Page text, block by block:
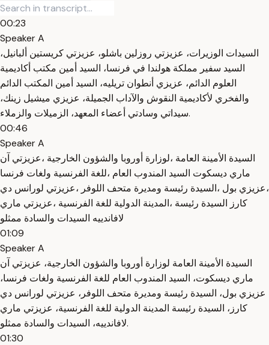
00:23
Speaker A
السيدات الوزيرات، عزيزتي روزلين باشلو، عزيزتي كريستين ألبانيل،
السيد سفير مملكة هولندا في فرنسا، السيد أمين مكتب أكاديمية
العلوم الدائم، عزيزي أنطوان تريليه، السيد أمين المكتب الدائم
والفخري لأكاديمية النقوش والآداب الجميلة، عزيزي ميشيل زينك،
سيداتي وسادتي أعضاء المعهد، الزميلات والزملاء.
00:46
Speaker A
السيدة الأمينة العامة ،لوزارة أوروبا والشؤون الخارجية ،عزيزتي آن
ماري ديسكوت السيد المندوب العام ،للغة الفرنسية ولغات فرنسا
،عزيزي بول ،السيدة رئيسة ومديرة متحف اللوفر ،عزيزتي لورانس دي
كارز السيدة رئيسة ،المدينة الدولية للغة الفرنسية ،عزيزتي ماري
لافاندييه السيدات والسادة ممثلو
01:09
Speaker A
السيدة الأمينة العامة لوزارة أوروبا والشؤون الخارجية، عزيزتي آن
ماري ديسكوت، السيد المندوب العام للغة الفرنسية ولغات فرنسا،
عزيزي بول، السيدة رئيسة ومديرة متحف اللوفر، عزيزتي لورانس دي
كارز، السيدة رئيسة المدينة الدولية للغة الفرنسية، عزيزتي ماري
لافاندييه، السيدات والسادة ممثلو.
01:30